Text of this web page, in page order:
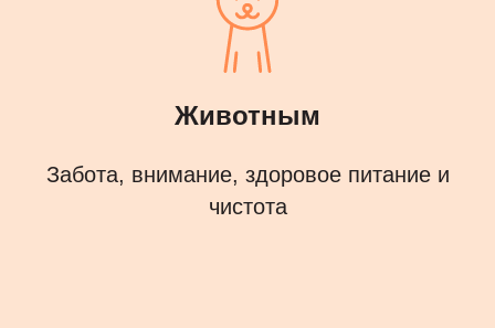
Животным
Забота, внимание, здоровое питание и
чистота